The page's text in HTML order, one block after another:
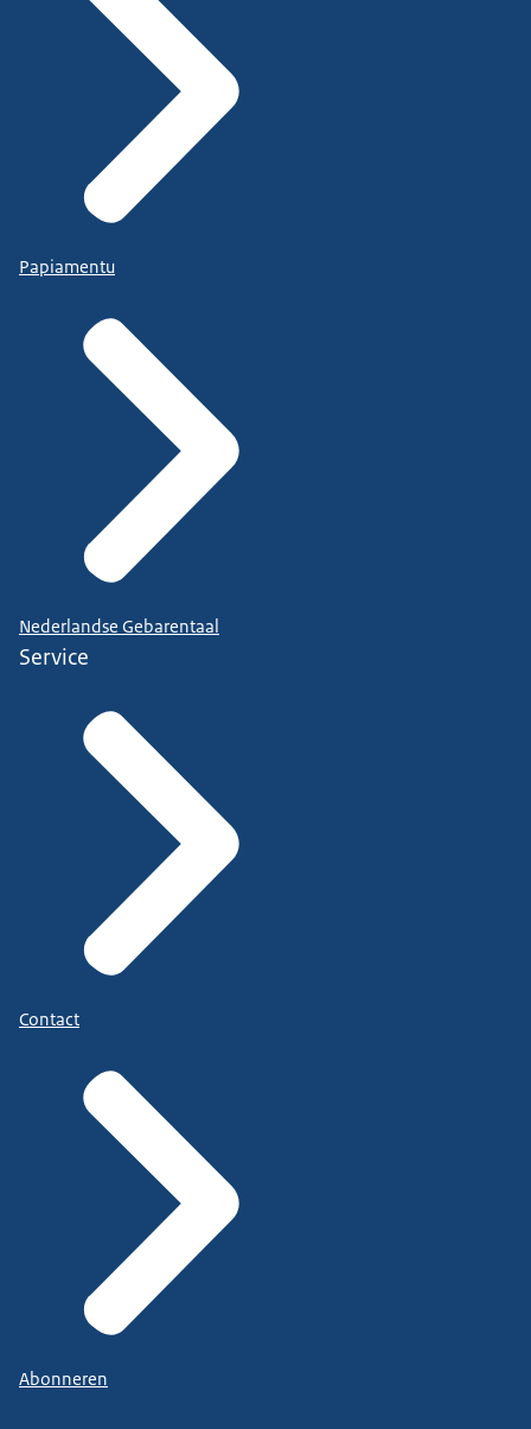
Papiamentu
Nederlandse Gebarentaal
Service
Contact
Abonneren